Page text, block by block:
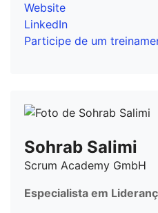
Website
LinkedIn
Participe de um
Sohrab Salimi
Scrum Academy GmbH
Especialista em